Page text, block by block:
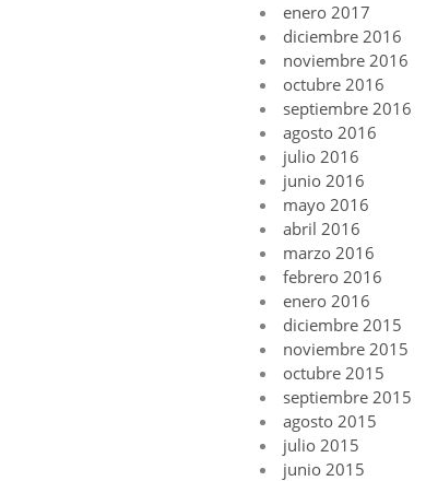
enero 2017
diciembre 2016
noviembre 2016
octubre 2016
septiembre 2016
agosto 2016
julio 2016
junio 2016
mayo 2016
abril 2016
marzo 2016
febrero 2016
enero 2016
diciembre 2015
noviembre 2015
octubre 2015
septiembre 2015
agosto 2015
julio 2015
junio 2015